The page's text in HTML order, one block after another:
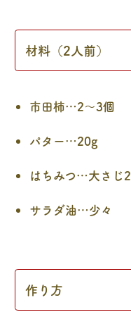
材料（2人前）
市田柿…2～3個
パター…20g
はちみつ…大さじ
サラダ油…少々
作り方